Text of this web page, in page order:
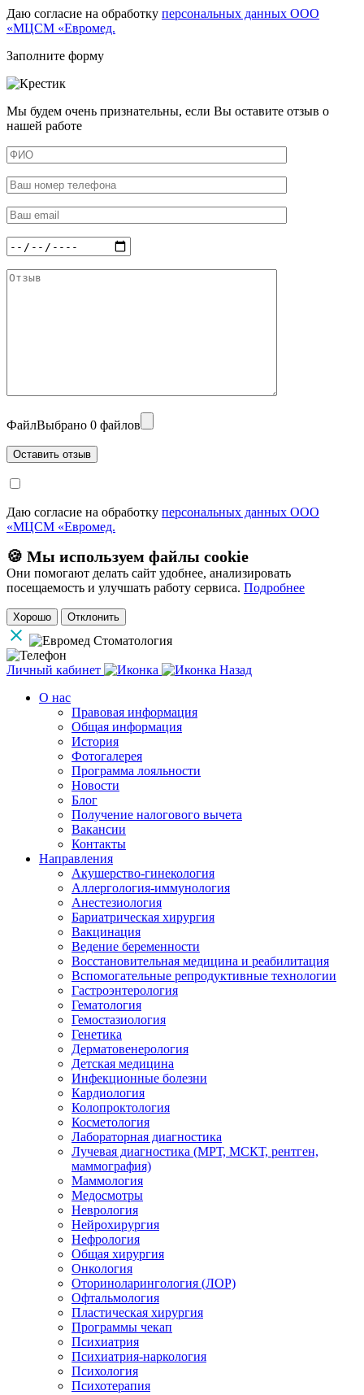
Даю согласие на обработку персональных данных ООО
«МЦСМ «Евромед.
Заполните форму
Мы будем очень признательны, если Вы оставите отзыв о
нашей работе
ФайлВыбрано 0 файлов
Даю согласие на обработку персональных данных ООО
«МЦСМ «Евромед.
🍪 Мы используем файлы cookie
Они помогают делать сайт удобнее, анализировать
посещаемость и улучшать работу сервиса. Подробнее
Хорошо Отклонить
Личный кабинет
Назад
О нас
Правовая информация
Общая информация
История
Фотогалерея
Программа лояльности
Новости
Блог
Получение налогового вычета
Вакансии
Контакты
Направления
Акушерство-гинекология
Аллергология-иммунология
Анестезиология
Бариатрическая хирургия
Вакцинация
Ведение беременности
Восстановительная медицина и реабилитация
Вспомогательные репродуктивные технологии
Гастроэнтерология
Гематология
Гемостазиология
Генетика
Дерматовенерология
Детская медицина
Инфекционные болезни
Кардиология
Колопроктология
Косметология
Лабораторная диагностика
Лучевая диагностика (МРТ, МСКТ, рентген,
маммография)
Маммология
Медосмотры
Неврология
Нейрохирургия
Нефрология
Общая хирургия
Онкология
Оториноларингология (ЛОР)
Офтальмология
Пластическая хирургия
Программы чекап
Психиатрия
Психиатрия-наркология
Психология
Психотерапия